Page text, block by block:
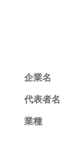
企業名
代表者名
業種